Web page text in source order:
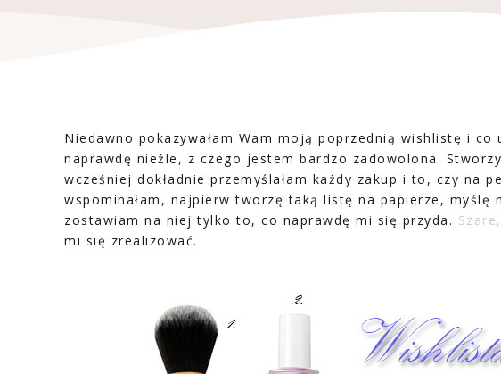
Niedawno pokazywałam Wam moją poprzednią wishlistę i co
naprawdę nieźle, z czego jestem bardzo zadowolona.
wcześniej dokładnie przemyślałam każdy zakup i to, czy na
wspominałam, najpierw tworzę taką listę na papierze, myślę
zostawiam na niej tylko to, co naprawdę mi się przyda. Szare,
mi się zrealizować.